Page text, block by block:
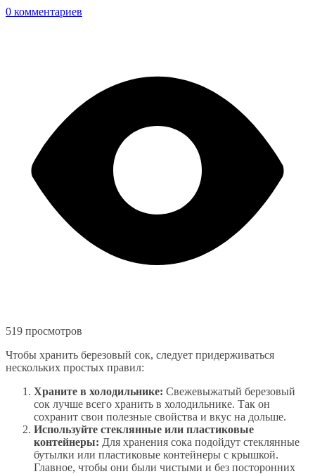
0 комментариев
519 просмотров
Чтобы хранить березовый сок, следует придерживаться
нескольких простых правил:
Храните в холодильнике: Свежевыжатый березовый
сок лучше всего хранить в холодильнике. Так он
сохранит свои полезные свойства и вкус на дольше.
Используйте стеклянные или пластиковые
контейнеры: Для хранения сока подойдут стеклянные
бутылки или пластиковые контейнеры с крышкой.
Главное, чтобы они были чистыми и без посторонних